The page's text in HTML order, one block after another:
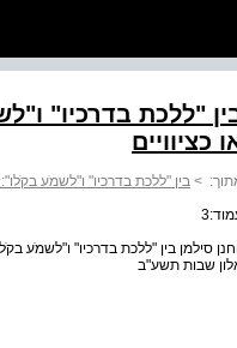
"ללכת בדרכיו"
כציוויים
> בין "ללכת בדרכיו" ו"לשמֹע
סילמן בין "ללכת בדרכיו" ו"לשמֹע
שבות תשע"ב